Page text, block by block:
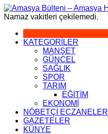
Skip
to
Namaz vakitleri çekilemedi.
KATEGORİLER
MANŞET
GÜNCEL
SAĞLIK
SPOR
TARIM
EĞİTİM
EKONOMİ
NÖBETÇİ ECZANELER
GAZETELER
KÜNYE